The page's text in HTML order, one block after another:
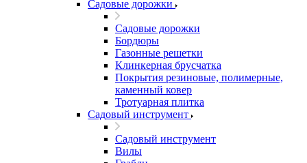
Садовые дорожки
Садовые дорожки
Бордюры
Газонные решетки
Клинкерная брусчатка
Покрытия резиновые, полимерные,
каменный ковер
Тротуарная плитка
Садовый инструмент
Садовый инструмент
Вилы